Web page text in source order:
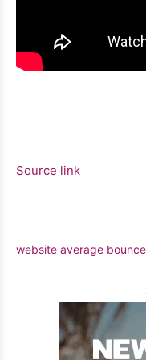
Source link
website average